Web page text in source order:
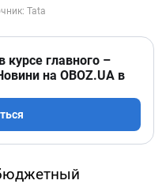
курсе главного –
на OBOZ.UA в